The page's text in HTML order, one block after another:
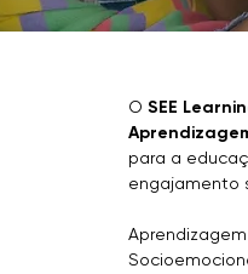
O SEE
para a
engajamento